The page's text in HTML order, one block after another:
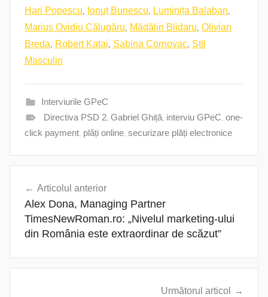
Hari Popescu, Ionuț Bunescu, Luminița Balaban,
Marius Ovidiu Călugăru, Mădălin Blidaru, Olivian
Breda, Robert Katai, Sabina Cornovac, Stil
Masculin
Interviurile GPeC
Directiva PSD 2, Gabriel Ghiță, interviu GPeC, one-
click payment, plăți online, securizare plăți electronice
articole
Articolul anterior
Alex Dona, Managing Partner
TimesNewRoman.ro: „Nivelul marketing-ului
din România este extraordinar de scăzut”
Următorul articol